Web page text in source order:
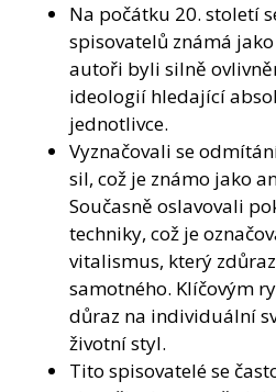
Na počátku 20. století
spisovatelů známá
autoři byli silně
ideologií hledající
jednotlivce.
Vyznačovali se
sil, což je známo jako
Současně oslavovali
techniky, což je
vitalismus, který
samotného. Klíčovým
důraz na individuální
životní styl.
Tito spisovatelé se